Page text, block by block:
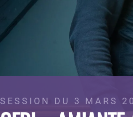
SESSION DU 3 MARS